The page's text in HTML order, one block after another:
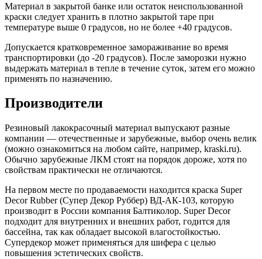
Материал в закрытой банке или остаток неиспользованной
краски следует хранить в плотно закрытой таре при
температуре выше 0 градусов, но не более +40 градусов.
Допускается кратковременное замораживание во время
транспортировки (до -20 градусов). После заморозки нужно
выдержать материал в тепле в течение суток, затем его можно
применять по назначению.
Производители
Резиновый лакокрасочный материал выпускают разные
компании — отечественные и зарубежные, выбор очень велик
(можно ознакомиться на любом сайте, например, kraski.ru).
Обычно зарубежные ЛКМ стоят на порядок дороже, хотя по
свойствам практически не отличаются.
На первом месте по продаваемости находится краска Super
Decor Rubber (Супер Декор Руббер) ВД-АК-103, которую
производит в России компания Балтиколор. Super Decor
подходит для внутренних и внешних работ, годится для
бассейна, так как обладает высокой влагостойкостью.
Супердекор может применяться для шифера с целью
повышения эстетических свойств.